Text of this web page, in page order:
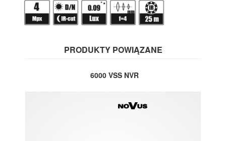
PRODUKTY POWIĄZANE
6000 VSS NVR